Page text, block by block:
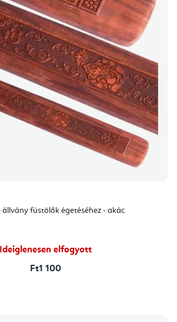
füstölők égetéséhez - akác
Ideiglenesen elfogyott
Ft1 100